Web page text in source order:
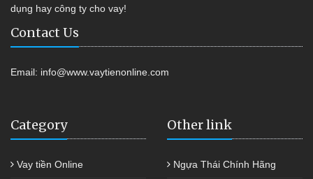
dụng hay công ty cho vay!
Contact Us
Email: info@www.vaytienonline.com
Category
Vay tiền Online
Other link
Ngựa Thái Chính Hãng